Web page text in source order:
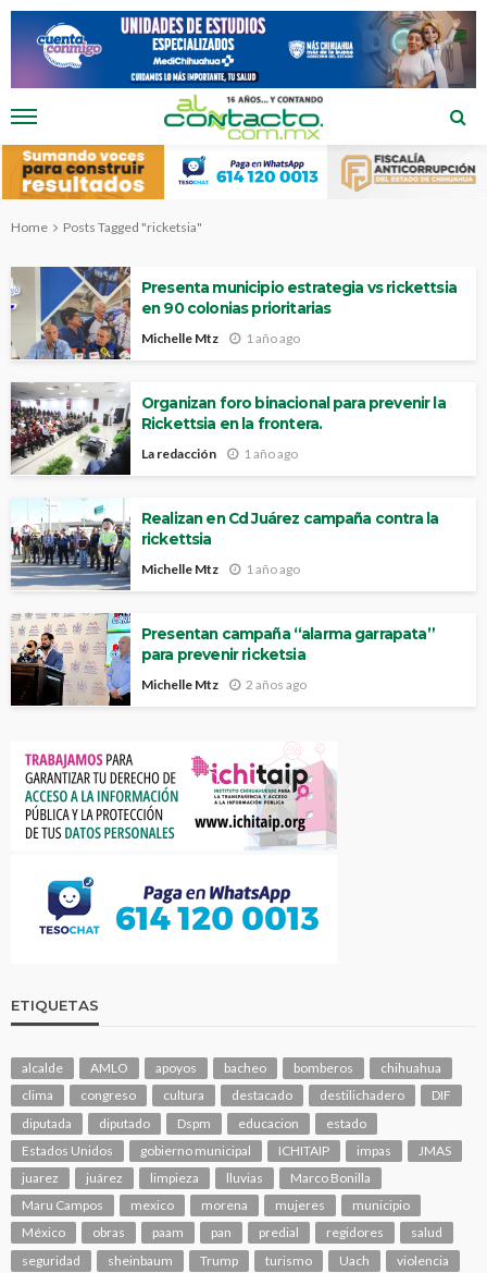
Home Posts Tagged "ricketsia"
Presenta municipio estrategia vs rickettsia
en 90 colonias prioritarias
Michelle Mtz 1 año ago
Organizan foro binacional para prevenir la
Rickettsia en la frontera.
La redacción 1 año ago
Realizan en Cd Juárez campaña contra la
rickettsia
Michelle Mtz 1 año ago
Presentan campaña “alarma garrapata”
para prevenir ricketsia
Michelle Mtz 2 años ago
ETIQUETAS
alcalde AMLO apoyos bacheo bomberos
chihuahua
clima
congreso cultura destacado destilichadero
DIF
diputada
diputado Dspm educacion
estado
Estados Unidos
gobierno municipal ICHITAIP impas
JMAS
juarez
juárez limpieza lluvias
Marco Bonilla
Maru Campos
mexico morena mujeres
municipio
México
obras paam pan predial regidores
salud
seguridad
sheinbaum Trump turismo Uach violencia